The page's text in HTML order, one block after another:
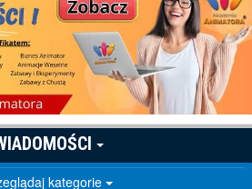
kategorie